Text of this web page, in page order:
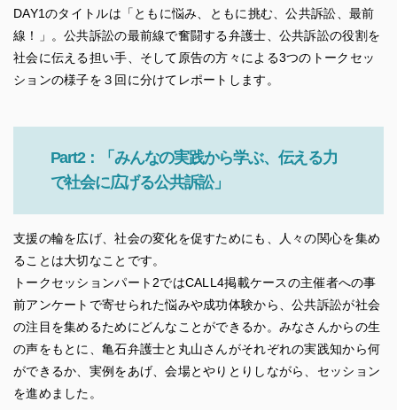
DAY1のタイトルは「ともに悩み、ともに挑む、公共訴訟、最前
線！」。公共訴訟の最前線で奮闘する弁護士、公共訴訟の役割を
社会に伝える担い手、そして原告の方々による3つのトークセッ
ションの様子を３回に分けてレポートします。
Part2：「みんなの実践から学ぶ、伝える力
で社会に広げる公共訴訟」
支援の輪を広げ、社会の変化を促すためにも、人々の関心を集め
ることは大切なことです。
トークセッションパート2ではCALL4掲載ケースの主催者への事
前アンケートで寄せられた悩みや成功体験から、公共訴訟が社会
の注目を集めるためにどんなことができるか。みなさんからの生
の声をもとに、亀石弁護士と丸山さんがそれぞれの実践知から何
ができるか、実例をあげ、会場とやりとりしながら、セッション
を進めました。